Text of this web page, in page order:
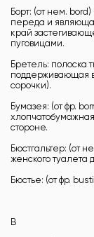
Борт: (от нем.
переда и
край
пуговицами.
Бретель: полоска
поддерживающая
сорочки).
Бумазея: (от фр.
стороне.
Бюстгальтер: (от
женского туалета
Бюстье: (от фр.
В